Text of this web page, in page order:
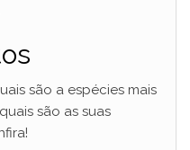
são a espécies mais
são as suas